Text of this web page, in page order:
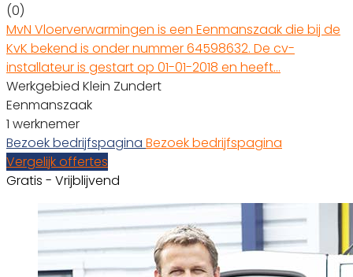
(0)
MvN Vloerverwarmingen is een Eenmanszaak die bij de
KvK bekend is onder nummer 64598632. De cv-
installateur is gestart op 01-01-2018 en heeft…
Werkgebied Klein Zundert
Eenmanszaak
1 werknemer
Bezoek bedrijfspagina Bezoek bedrijfspagina
Vergelijk offertes
Gratis - Vrijblijvend